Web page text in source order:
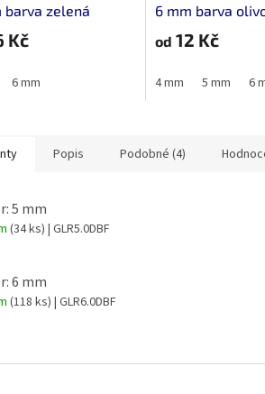
barva zelená
Kč
6 mm
6 mm barva
zelená
od 12 Kč
4 mm 5 mm 6
Popis Podobné (4)
5 mm
(34 ks) | GLR5.0DBF
6 mm
(118 ks) | GLR6.0DBF